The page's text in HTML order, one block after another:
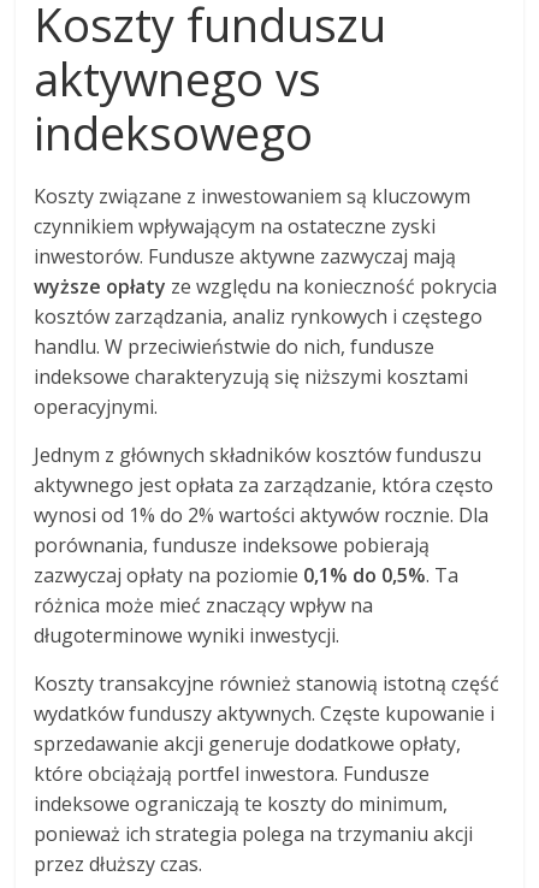
Koszty funduszu
aktywnego vs
indeksowego
Koszty związane z inwestowaniem są kluczowym
czynnikiem wpływającym na ostateczne zyski
inwestorów. Fundusze aktywne zazwyczaj mają
wyższe opłaty ze względu na konieczność pokrycia
kosztów zarządzania, analiz rynkowych i częstego
handlu. W przeciwieństwie do nich, fundusze
indeksowe charakteryzują się niższymi kosztami
operacyjnymi.
Jednym z głównych składników kosztów funduszu
aktywnego jest opłata za zarządzanie, która często
wynosi od 1% do 2% wartości aktywów rocznie. Dla
porównania, fundusze indeksowe pobierają
zazwyczaj opłaty na poziomie 0,1% do 0,5%. Ta
różnica może mieć znaczący wpływ na
długoterminowe wyniki inwestycji.
Koszty transakcyjne również stanowią istotną część
wydatków funduszy aktywnych. Częste kupowanie i
sprzedawanie akcji generuje dodatkowe opłaty,
które obciążają portfel inwestora. Fundusze
indeksowe ograniczają te koszty do minimum,
ponieważ ich strategia polega na trzymaniu akcji
przez dłuższy czas.